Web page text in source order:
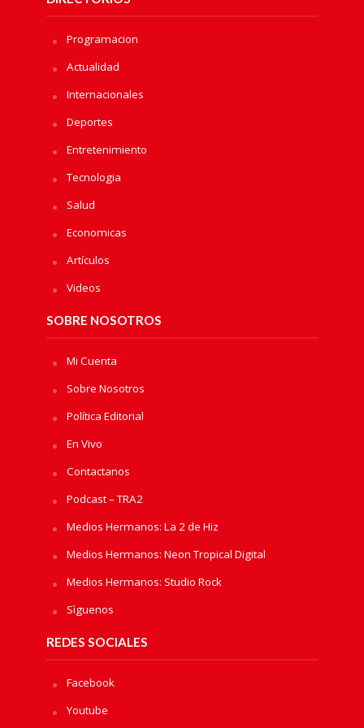
Programacion
Actualidad
Internacionales
Deportes
Entretenimiento
Tecnologia
Salud
Economicas
Artículos
Videos
SOBRE NOSOTROS
Mi Cuenta
Sobre Nosotros
Política Editorial
En Vivo
Contactanos
Podcast – TRA2
Medios Hermanos: La 2 de Hiz
Medios Hermanos: Neon Tropical Digital
Medios Hermanos: Studio Rock
Sìguenos
REDES SOCIALES
Facebook
Youtube